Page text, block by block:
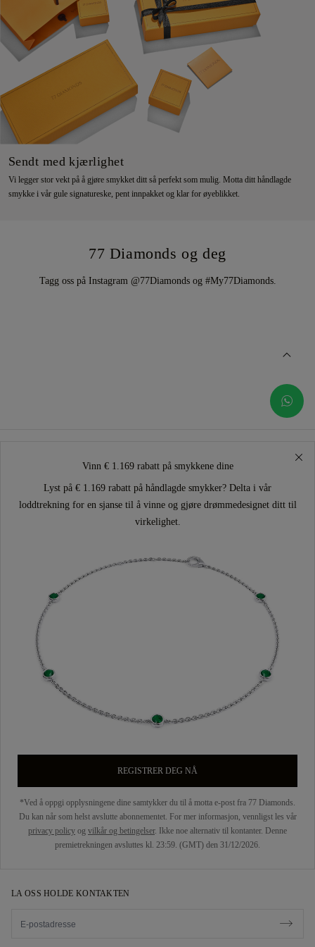
Sendt med kjærlighet
Vi legger stor vekt på å gjøre smykket ditt så perfekt som mulig. Motta ditt håndlagde
smykke i vår gule signatureske, pent innpakket og klar for øyeblikket.
77 Diamonds og deg
Tagg oss på Instagram @77Diamonds og #My77Diamonds.
Vinn € 1.169 rabatt på smykkene dine
Lyst på € 1.169 rabatt på håndlagde smykker? Delta i vår
loddtrekning for en sjanse til å vinne og gjøre drømmedesignet ditt til
virkelighet.
REGISTRER DEG NÅ
*Ved å oppgi opplysningene dine samtykker du til å motta e-post fra 77 Diamonds.
Du kan når som helst avslutte abonnementet. For mer informasjon, vennligst les vår
privacy policy og vilkår og betingelser. Ikke noe alternativ til kontanter. Denne
premietrekningen avsluttes kl. 23:59. (GMT) den 31/12/2026.
LA OSS HOLDE KONTAKTEN